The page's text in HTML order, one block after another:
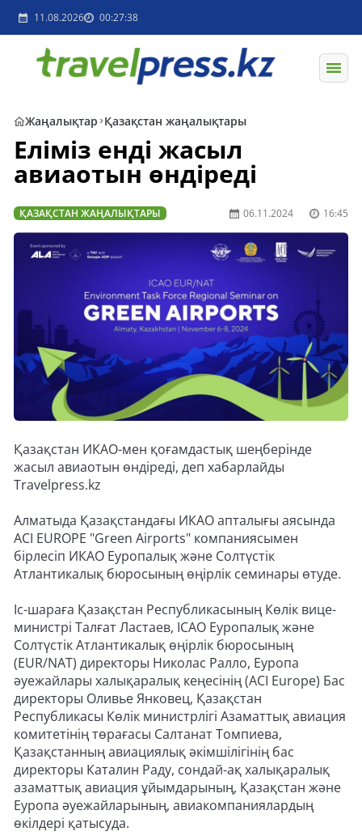
11.08.2026 00:27:38
Жаңалықтар Қазақстан жаңалықтары
Еліміз енді жасыл
авиаотын өндіреді
ҚАЗАҚСТАН ЖАҢАЛЫҚТАРЫ 06.11.2024 16:45
Қазақстан ИКАО-мен қоғамдастық шеңберінде
жасыл авиаотын өндіреді, деп хабарлайды
Travelpress.kz
Алматыда Қазақстандағы ИКАО апталығы аясында
ACI EUROPE "Green Airports" компаниясымен
бірлесіп ИКАО Еуропалық және Солтүстік
Атлантикалық бюросының өңірлік семинары өтуде.
Іс-шараға Қазақстан Республикасының Көлік вице-
министрі Талғат Ластаев, ICAO Еуропалық және
Солтүстік Атлантикалық өңірлік бюросының
(EUR/NAT) директоры Николас Ралло, Еуропа
әуежайлары халықаралық кеңесінің (ACI Europe) Бас
директоры Оливье Янковец, Қазақстан
Республикасы Көлік министрлігі Азаматтық авиация
комитетінің төрағасы Салтанат Томпиева,
Қазақстанның авиациялық әкімшілігінің бас
директоры Каталин Раду, сондай-ақ халықаралық
азаматтық авиация ұйымдарының, Қазақстан және
Еуропа әуежайларының, авиакомпаниялардың
өкілдері қатысуда.